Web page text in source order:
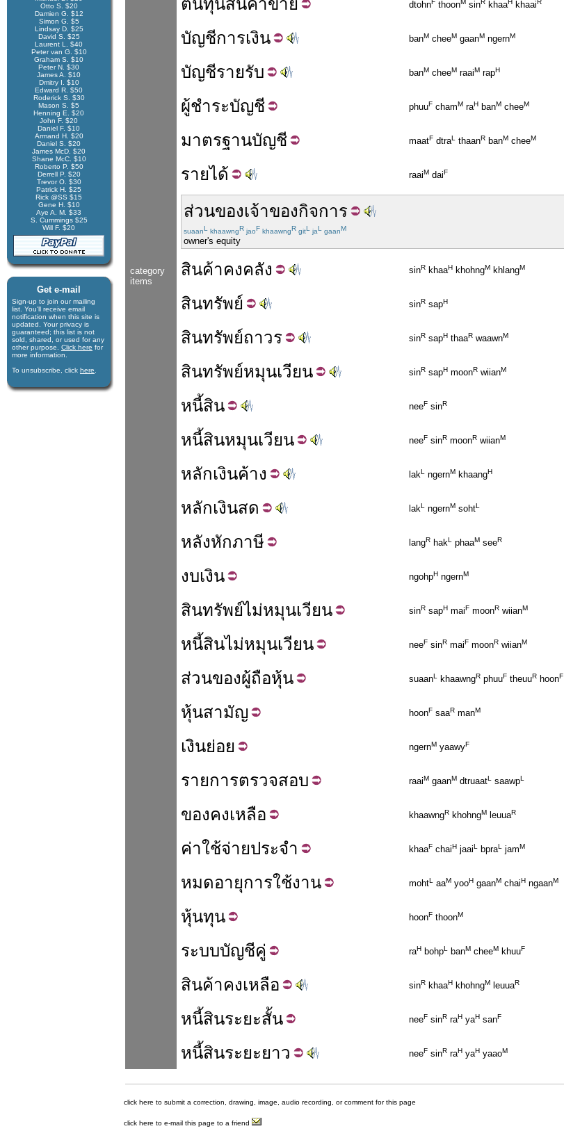
Otto S. $20
Damien G. $12
Simon G. $5
Lindsay D. $25
David S. $25
Laurent L. $40
Peter van G. $10
Graham S. $10
Peter N. $30
James A. $10
Dmitry I. $10
Edward R. $50
Roderick S. $30
Mason S. $5
Henning E. $20
John F. $20
Daniel F. $10
Armand H. $20
Daniel S. $20
James McD. $20
Shane McC. $10
Roberto P. $50
Derrell P. $20
Trevor O. $30
Patrick H. $25
Rick @SS $15
Gene H. $10
Aye A. M. $33
S. Cummings $25
Will F. $20
Get e-mail
Sign-up to join our mail­ing
list. You'll receive e­mail
notification when this site is
updated. Your privacy is
guaran­teed; this list is not
sold, shared, or used for any
other purpose. Click here for
more infor­mation.
To unsubscribe, click here
category
items
ต้นทุนสินค้าขาย dtohnF thoonM sinR khaaH khaaiR
บัญชีการเงิน banM cheeM gaanM ngernM
บัญชีรายรับ banM cheeM raaiM rapH
ผู้ชำระบัญชี phuuF chamM raH banM cheeM
มาตรฐานบัญชี maatF dtraL thaanR banM cheeM
รายได้ raaiM daiF
ส่วนของเจ้าของกิจการ
suaanL khaawngR jaoF khaawngR gitL jaL gaanM
owner's equity
สินค้าคงคลัง sinR khaaH khohngM khlangM
สินทรัพย์ sinR sapH
สินทรัพย์ถาวร sinR sapH thaaR waawnM
สินทรัพย์หมุนเวียน sinR sapH moonR wiianM
หนี้สิน neeF sinR
หนี้สินหมุนเวียน neeF sinR moonR wiianM
หลักเงินค้าง lakL ngernM khaangH
หลักเงินสด lakL ngernM sohtL
หลังหักภาษี langR hakL phaaM seeR
งบเงิน ngohpH ngernM
สินทรัพย์ไม่หมุนเวียน sinR sapH maiF moonR wiianM
หนี้สินไม่หมุนเวียน neeF sinR maiF moonR wiianM
ส่วนของผู้ถือหุ้น suaanL khaawngR phuuF theuuR hoonF
หุ้นสามัญ hoonF saaR manM
เงินย่อย ngernM yaawyF
รายการตรวจสอบ raaiM gaanM dtruaatL saawpL
ของคงเหลือ khaawngR khohngM leuuaR
ค่าใช้จ่ายประจำ khaaF chaiH jaaiL bpraL jamM
หมดอายุการใช้งาน mohtL aaM yooH gaanM chaiH ngaanM
หุ้นทุน hoonF thoonM
ระบบบัญชีคู่ raH bohpL banM cheeM khuuF
สินค้าคงเหลือ sinR khaaH khohngM leuuaR
หนี้สินระยะสั้น neeF sinR raH yaH sanF
หนี้สินระยะยาว neeF sinR raH yaH yaaoM
click here to submit a correction, drawing, image, audio recording, or comment for this page
click here to e-mail this page to a friend